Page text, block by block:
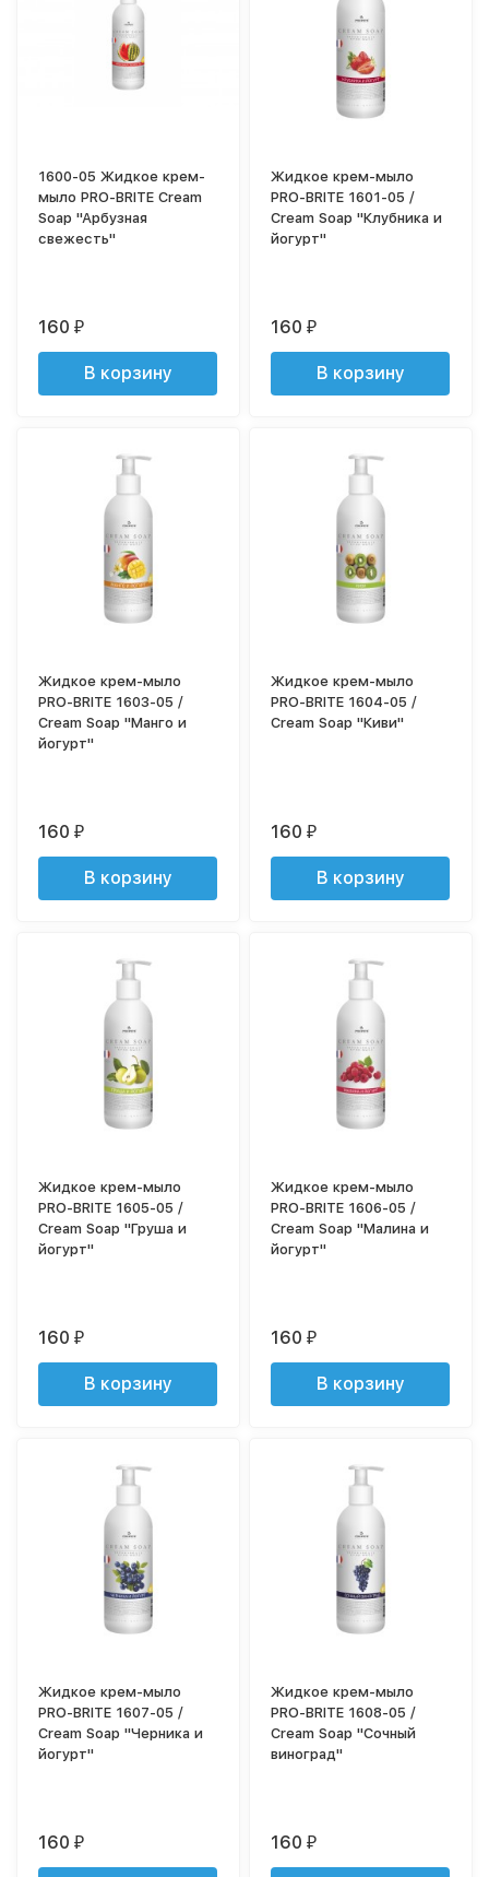
1600-05 Жидкое крем-
мыло PRO-BRITE Cream
Soap "Арбузная
свежесть"
160₽
В корзину
Жидкое крем-мыло
PRO-BRITE 1601-05 /
Cream Soap "Клубника и
йогурт"
160₽
В корзину
Жидкое крем-мыло
PRO-BRITE 1603-05 /
Cream Soap "Манго и
йогурт"
160₽
В корзину
Жидкое крем-мыло
PRO-BRITE 1604-05 /
Cream Soap "Киви"
160₽
В корзину
Жидкое крем-мыло
PRO-BRITE 1605-05 /
Cream Soap "Груша и
йогурт"
160₽
В корзину
Жидкое крем-мыло
PRO-BRITE 1606-05 /
Cream Soap "Малина и
йогурт"
160₽
В корзину
Жидкое крем-мыло
PRO-BRITE 1607-05 /
Cream Soap "Черника и
йогурт"
160₽
Жидкое крем-мыло
PRO-BRITE 1608-05 /
Cream Soap "Сочный
виноград"
160₽